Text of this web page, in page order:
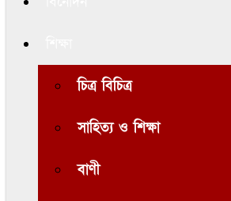
চিত্র বিচিত্র
সাহিত্য ও শিক্ষা
বাণী